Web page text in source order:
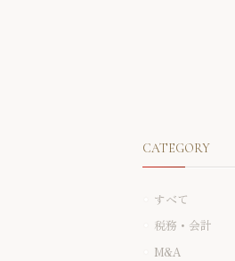
CATEGORY
すべて
税務・会計
M&A